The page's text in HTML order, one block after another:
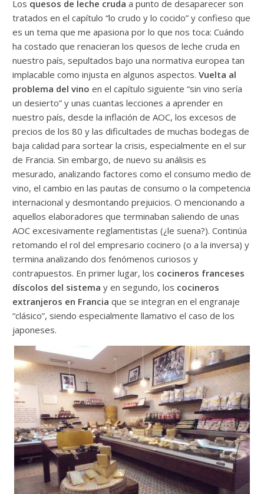
Los quesos de leche cruda a punto de desaparecer son
tratados en el capítulo “lo crudo y lo cocido” y confieso que
es un tema que me apasiona por lo que nos toca: Cuándo
ha costado que renacieran los quesos de leche cruda en
nuestro país, sepultados bajo una normativa europea tan
implacable como injusta en algunos aspectos.Vuelta al
problema del vino en el capítulo siguiente “sin vino sería
un desierto” y unas cuantas lecciones a aprender en
nuestro país, desde la inflación de AOC, los excesos de
precios de los 80 y las dificultades de muchas bodegas de
baja calidad para sortear la crisis, especialmente en el sur
de Francia. Sin embargo, de nuevo su análisis es
mesurado, analizando factores como el consumo medio de
vino, el cambio en las pautas de consumo o la competencia
internacional y desmontando prejuicios. O mencionando a
aquellos elaboradores que terminaban saliendo de unas
AOC excesivamente reglamentistas (¿le suena?). Continúa
retomando el rol del empresario cocinero (o a la inversa) y
termina analizando dos fenómenos curiosos y
contrapuestos. En primer lugar, los cocineros franceses
díscolos del sistema y en segundo, los cocineros
extranjeros en Francia que se integran en el engranaje
“clásico”, siendo especialmente llamativo el caso de los
japoneses.